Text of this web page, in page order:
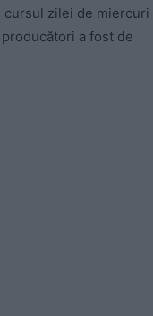
cursul zilei de miercuri
a fost de